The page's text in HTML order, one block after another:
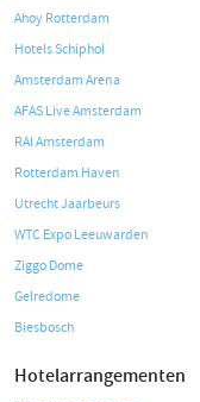
Ahoy Rotterdam
Hotels Schiphol
Amsterdam Arena
AFAS Live Amsterdam
RAI Amsterdam
Rotterdam Haven
Utrecht Jaarbeurs
WTC Expo Leeuwarden
Ziggo Dome
Gelredome
Biesbosch
Hotelarrangementen